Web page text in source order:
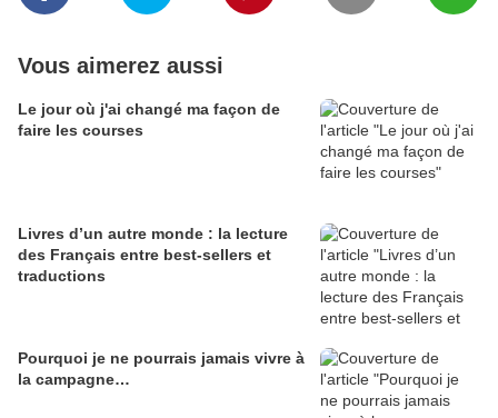
Vous aimerez aussi
Le jour où j'ai changé ma façon de
faire les courses
Livres d’un autre monde : la lecture
des Français entre best-sellers et
traductions
Pourquoi je ne pourrais jamais vivre à
la campagne…